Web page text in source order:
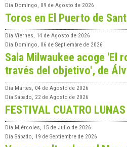
Día Domingo, 09 de Agosto de 2026
Toros en El Puerto de
Día Viernes, 14 de Agosto de 2026
Día Domingo, 06 de Septiembre de 2026
Sala Milwaukee acoge 'El
través del objetivo', de
Día Martes, 04 de Agosto de 2026
Día Sábado, 22 de Agosto de 2026
FESTIVAL CUATRO LUNAS
Día Miércoles, 15 de Julio de 2026
Día Sábado, 19 de Septiembre de 2026